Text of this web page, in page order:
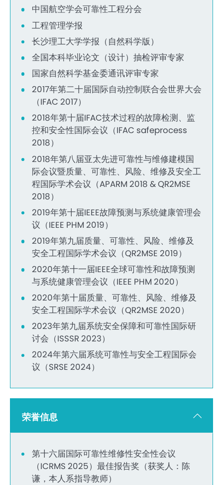
中国航空学会可靠性工程分会
工程管理学报
长沙理工大学学报（自然科学版）
全国本科毕业论文（设计）抽检评审专家
国家自然科学基金委通讯评审专家
2017年第二十届国际自动控制联合会世界大会
（IFAC 2017）
2018年第十届IFAC技术过程的故障检测、监
控和安全性国际会议（IFAC safeprocess
2018）
2018年第八届亚太先进可靠性与维修建模国
际会议暨质量、可靠性、风险、维修及安全工
程国际学术会议（APARM 2018 & QR2MSE
2018）
2019年第十届IEEE故障预测与系统健康管理会
议（IEEE PHM 2019）
2019年第九届质量、可靠性、风险、维修及
安全工程国际学术会议（QR2MSE 2019）
2020年第十一届IEEE全球可靠性和故障预测
与系统健康管理会议（IEEE PHM 2020）
2020年第十届质量、可靠性、风险、维修及
安全工程国际学术会议（QR2MSE 2020）
2023年第九届系统安全保障和可靠性国际研
讨会（ISSSR 2023）
2024年第六届系统可靠性与安全工程国际会
议（SRSE 2024）
荣誉信息
第十六届国际可靠性维修性安全性会议
（ICRMS 2025）最佳报告奖（获奖人：陈
谦，本人系指导教师）